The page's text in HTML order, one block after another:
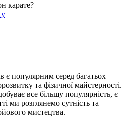
карате?
є популярним серед багатьох
та фізичної майстерності.
все більшу популярність, є
ми розглянемо сутність та
мистецтва.